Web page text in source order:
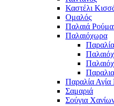
Καστέλι
Ομαλός
Παλαιά
Παλαιόχωρα
Παραλία
Σαμαριά
Σούγια